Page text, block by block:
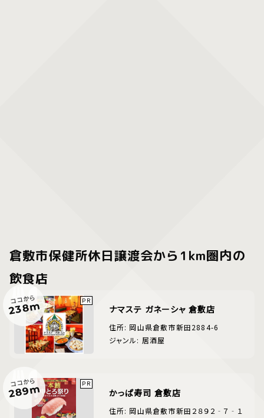
倉敷市保健所休日譲渡会から1km圏内の
飲食店
ココから
238m ナマステ ガネーシャ 倉敷店
住所: 岡山県倉敷市新田2884-6
ジャンル: 居酒屋
ココから
289m かっぱ寿司 倉敷店
住所: 岡山県倉敷市新田２８９２‐７‐１